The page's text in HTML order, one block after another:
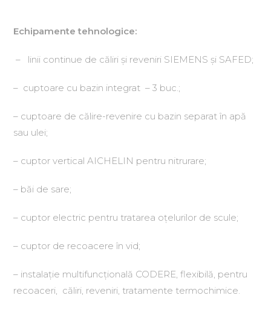
Echipamente tehnologice:
– linii continue de căliri şi reveniri SIEMENS şi SAFED;
– cuptoare cu bazin integrat – 3 buc.;
– cuptoare de călire-revenire cu bazin separat în apă
sau ulei;
– cuptor vertical AICHELIN pentru nitrurare;
– băi de sare;
– cuptor electric pentru tratarea oţelurilor de scule;
– cuptor de recoacere în vid;
– instalaţie multifuncţională CODERE, flexibilă, pentru
recoaceri, căliri, reveniri, tratamente termochimice.